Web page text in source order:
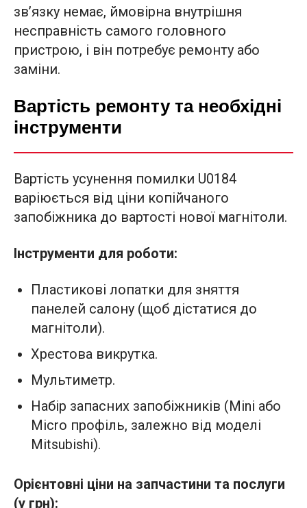
зв’язку немає, ймовірна внутрішня
несправність самого головного
пристрою, і він потребує ремонту або
заміни.
Вартість ремонту та необхідні
інструменти
Вартість усунення помилки U0184
варіюється від ціни копійчаного
запобіжника до вартості нової магнітоли.
Інструменти для роботи:
Пластикові лопатки для зняття
панелей салону (щоб дістатися до
магнітоли).
Хрестова викрутка.
Мультиметр.
Набір запасних запобіжників (Mini або
Micro профіль, залежно від моделі
Mitsubishi).
Орієнтовні ціни на запчастини та послуги
(у грн):